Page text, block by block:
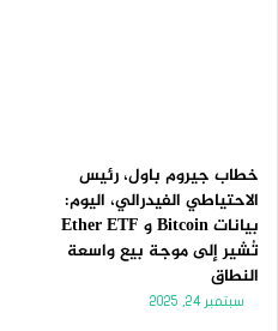
خطاب جيروم باول، رئيس
الاحتياطي الفيدرالي، اليوم:
بيانات Bitcoin و Ether ETF
تُشير إلى موجة بيع واسعة
النطاق
سبتمبر 24, 2025